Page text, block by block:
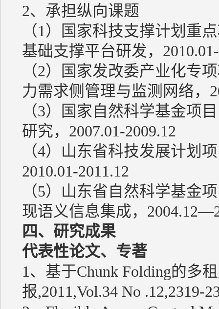
2、承担纵向课题
（1）国家科技支撑计划重
基础支撑平台研发，
（2）国家发改委产业化专
力需求侧管理与监测网络，
（3）国家自然科学基金项
研究，2007.01-2009.12
（4）山东省科技发展计划
2010.01-2011.12
（5）山东省自然科学基金
现语义信息集成，
四、研究成果
代表性论文、专著
1、基于Chunk Folding的多
报,2011,Vol.34 No .12,2319-